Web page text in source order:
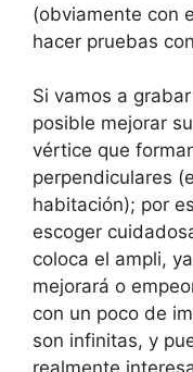
(obviamente con
hacer pruebas
Si vamos a
posible mejorar
vértice que
perpendiculares
habitación); por
escoger
coloca el ampli,
mejorará o
con un poco de
son infinitas, y